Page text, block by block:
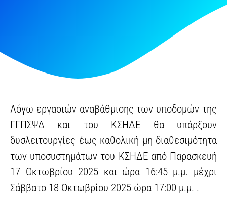
Λόγω εργασιών αναβάθμισης των υποδομών της
ΓΓΠΣΨΔ και του ΚΣΗΔΕ θα υπάρξουν
δυσλειτουργίες έως καθολική μη διαθεσιμότητα
των υποσυστημάτων του ΚΣΗΔΕ από Παρασκευή
17 Οκτωβρίου 2025 και ώρα 16:45 μ.μ. μέχρι
Σάββατο 18 Οκτωβρίου 2025 ώρα 17:00 μ.μ. .